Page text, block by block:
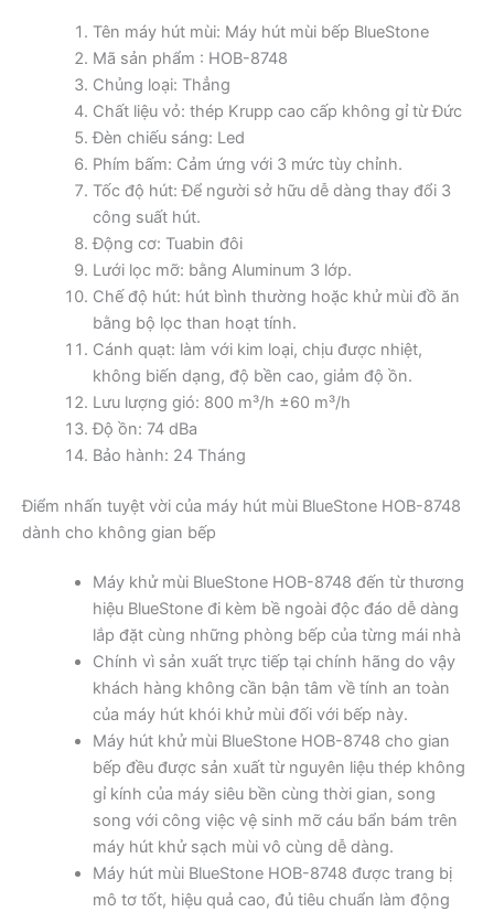
Tên máy hút mùi: Máy hút mùi bếp BlueStone
Mã sản phẩm : HOB-8748
Chủng loại: Thẳng
Chất liệu vỏ: thép Krupp cao cấp không gỉ từ Đức
Đèn chiếu sáng: Led
Phím bấm: Cảm ứng với 3 mức tùy chỉnh.
Tốc độ hút: Để người sở hữu dễ dàng thay đổi 3
công suất hút.
Động cơ: Tuabin đôi
Lưới lọc mỡ: bằng Aluminum 3 lớp.
Chế độ hút: hút bình thường hoặc khử mùi đồ ăn
bằng bộ lọc than hoạt tính.
Cánh quạt: làm với kim loại, chịu được nhiệt,
không biến dạng, độ bền cao, giảm độ ồn.
Lưu lượng gió: 800 m³/h ±60 m³/h
Độ ồn: 74 dBa
Bảo hành: 24 Tháng
Điểm nhấn tuyệt vời của máy hút mùi BlueStone HOB-8748
dành cho không gian bếp
Máy khử mùi BlueStone HOB-8748 đến từ thương
hiệu BlueStone đi kèm bề ngoài độc đáo dễ dàng
lắp đặt cùng những phòng bếp của từng mái nhà
Chính vì sản xuất trực tiếp tại chính hãng do vậy
khách hàng không cần bận tâm về tính an toàn
của máy hút khói khử mùi đối với bếp này.
Máy hút khử mùi BlueStone HOB-8748 cho gian
bếp đều được sản xuất từ nguyên liệu thép không
gỉ kính của máy siêu bền cùng thời gian, song
song với công việc vệ sinh mỡ cáu bẩn bám trên
máy hút khử sạch mùi vô cùng dễ dàng.
Máy hút mùi BlueStone HOB-8748 được trang bị
mô tơ tốt, hiệu quả cao, đủ tiêu chuẩn làm động